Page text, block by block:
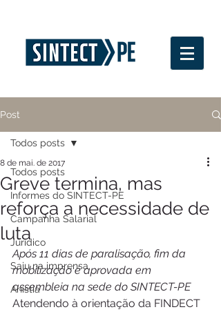
Post
Todos posts
Informes do SINTECT-PE
Campanha Salarial
Jurídico
Saiu na imprensa
Anistia
Todos posts
Greve termina, mas
reforça a necessidade de
luta
8 de mai. de 2017
Após 11 dias de paralisação, fim da
mobilização é aprovada em
assembleia na sede do SINTECT-PE
Atendendo à orientação da FINDECT